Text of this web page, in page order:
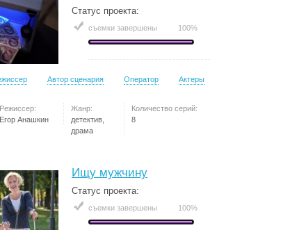
Статус проекта:
съемки завершены 100%
Автор сценария Оператор Актеры
Режиссер:
Егор Анашкин
Жанр:
детектив,
драма
Количество серий:
8
Ищу мужчину
Статус проекта:
съемки завершены 100%